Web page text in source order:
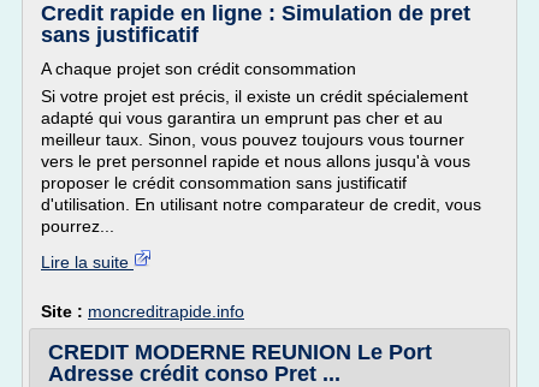
Credit rapide en ligne : Simulation de pret
sans justificatif
A chaque projet son crédit consommation
Si votre projet est précis, il existe un crédit spécialement
adapté qui vous garantira un emprunt pas cher et au
meilleur taux. Sinon, vous pouvez toujours vous tourner
vers le pret personnel rapide et nous allons jusqu'à vous
proposer le crédit consommation sans justificatif
d'utilisation. En utilisant notre comparateur de credit, vous
pourrez...
Lire la suite
Site : moncreditrapide.info
CREDIT MODERNE REUNION Le Port
Adresse crédit conso Pret ...